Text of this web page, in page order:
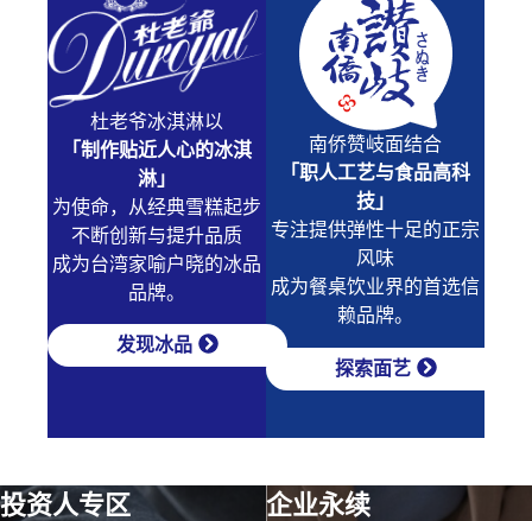
杜老爷冰淇淋以
「制作贴近人心的冰淇
淋」
为使命，从经典雪糕起步
不断创新与提升品质
成为台湾家喻户晓的冰品
品牌。
发现冰品
南侨赞岐面结合
「职人工艺与食品高科
技」
专注提供弹性十足的正宗
风味
成为餐桌饮业界的首选信
赖品牌。
探索面艺
投资人专区 企业永续